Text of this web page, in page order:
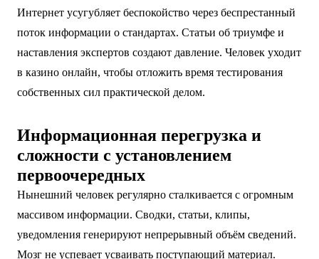
Интернет усугубляет беспокойство через беспрестанный
поток информации о стандартах. Статьи об триумфе и
наставления экспертов создают давление. Человек уходит
в казино онлайн, чтобы отложить время тестирования
собственных сил практической делом.
Информационная перегрузка и
сложности с установлением
первоочередных
Нынешний человек регулярно сталкивается с огромным
массивом информации. Сводки, статьи, клипы,
уведомления генерируют непрерывный объём сведений.
Мозг не успевает усваивать поступающий материал.